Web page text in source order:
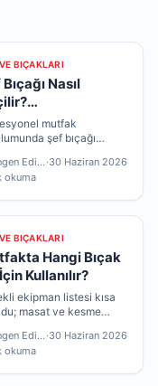
BIÇAKLARI
Nasıl
mutfak
şef bıçağı
parça, sonra
modeller
Solingen Editör ·30 Haziran 2026
okuma
BIÇAKLARI
Hangi Bıçak
Kullanılır?
ekipman listesi kısa
masat ve kesme
olacaktır.
Solingen Editör ·30 Haziran 2026
okuma